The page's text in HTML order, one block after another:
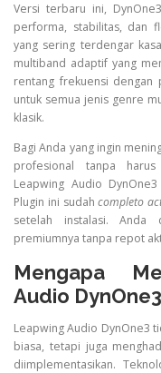
Versi terbaru ini,
performa, stabilitas, dan
yang sering terdengar
multiband adaptif yang
rentang frekuensi dengan
untuk semua jenis genre
klasik.
Bagi Anda yang ingin
profesional tanpa
Leapwing Audio
Plugin ini sudahcompleto
setelah instalasi. Anda
premiumnya tanpa repot
Mengapa
Audio
Leapwing Audio DynOne3
biasa, tetapi juga
diimplementasikan.